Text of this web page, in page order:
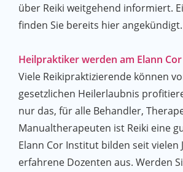
über Reiki weitgehend informiert.
finden Sie bereits hier angekündigt.
Heilpraktiker werden am Elann
Viele Reikipraktizierende können
gesetzlichen Heilerlaubnis
nur das, für alle Behandler,
Manualtherapeuten ist Reiki eine
Elann Cor Institut bilden seit vielen
erfahrene Dozenten aus. Werden